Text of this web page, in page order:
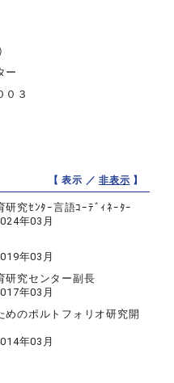
ー
０３
【 表示 ／非表示 】
研究ｾﾝﾀｰ言語ｺｰﾃﾞｨﾈｰﾀｰ
年03月
年03月
研究センター副長
年03月
めのポルトフォリオ研究開
年03月